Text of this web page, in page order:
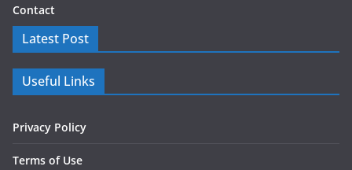
Contact
Latest Post
Useful Links
Privacy Policy
Terms of Use